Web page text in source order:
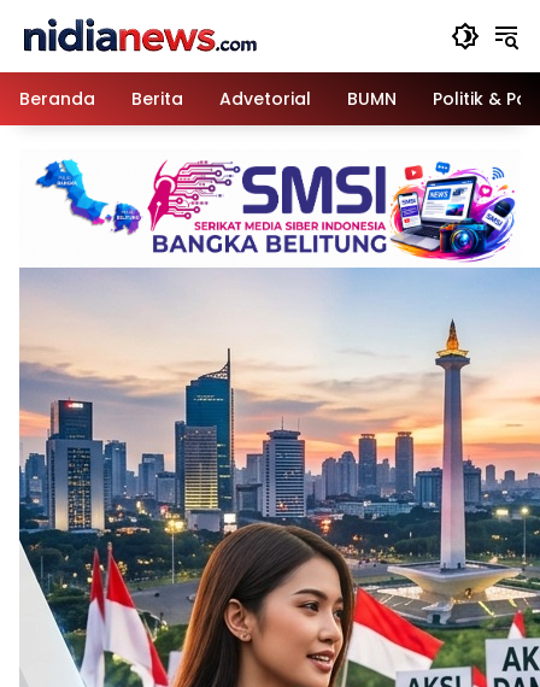
Beranda
Berita Advetorial BUMN Politik &